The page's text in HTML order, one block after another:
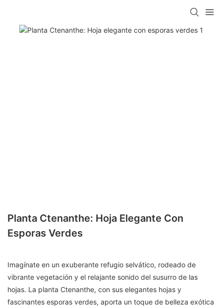
Planta Ctenanthe: Hoja Elegante Con
Esporas Verdes
Imagínate en un exuberante refugio selvático, rodeado de
vibrante vegetación y el relajante sonido del susurro de las
hojas. La planta Ctenanthe, con sus elegantes hojas y
fascinantes esporas verdes, aporta un toque de belleza exótica